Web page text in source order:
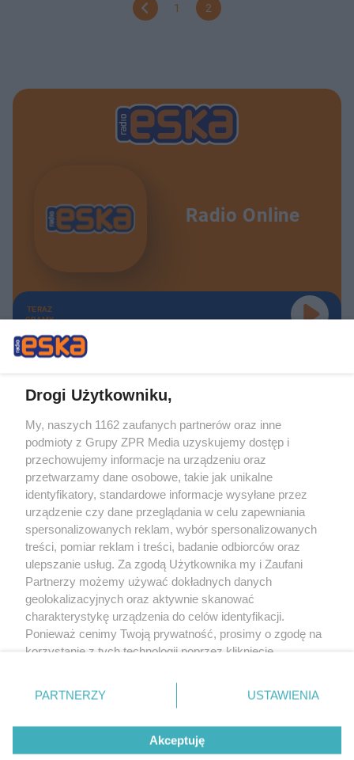
1 2
Radio Online
TERAZ
GRAMY
Żaden utwór zamieszczony w serwisie nie może być powielany i
rozpowszechniany lub dalej rozpowszechniany w jakikolwiek sposób (w
tym także elektroniczny lub mechaniczny) na jakimkolwiek polu
eksploatacji w jakiejkolwiek formie, włącznie z umieszczaniem w Internecie
bez pisemnej zgody właściciela praw. Jakiekolwiek użycie lub
wykorzystanie utworów w całości lub w części z naruszeniem prawa, tzn.
bez właściwej zgody, jest zabronione pod groźbą kary i może być ścigane
prawnie.
O nas
Drogi Użytkowniku,
My, naszych 1162 zaufanych partnerów oraz inne
podmioty z Grupy ZPR Media uzyskujemy dostęp i
przechowujemy informacje na urządzeniu oraz
przetwarzamy dane osobowe, takie jak unikalne
identyfikatory, standardowe informacje wysyłane przez
urządzenie czy dane przeglądania w celu zapewniania
spersonalizowanych reklam, wybór spersonalizowanych
treści, pomiar reklam i treści, badanie odbiorców oraz
ulepszanie usług. Za zgodą Użytkownika my i Zaufani
Partnerzy możemy używać dokładnych danych
geolokalizacyjnych oraz aktywnie skanować
charakterystykę urządzenia do celów identyfikacji.
Ponieważ cenimy Twoją prywatność, prosimy o zgodę na
korzystanie z tych technologii poprzez kliknięcie
zmienić/wycofać klikając przycisk ustawień prywatności
znajdujący się w lewym dolnym rogu strony
rodzaje przetwarzania danych nie wymagają zgody
użytkownika, ale masz prawo sprzeciwić się takiemu
PARTNERZY USTAWIENIA
Akceptuję